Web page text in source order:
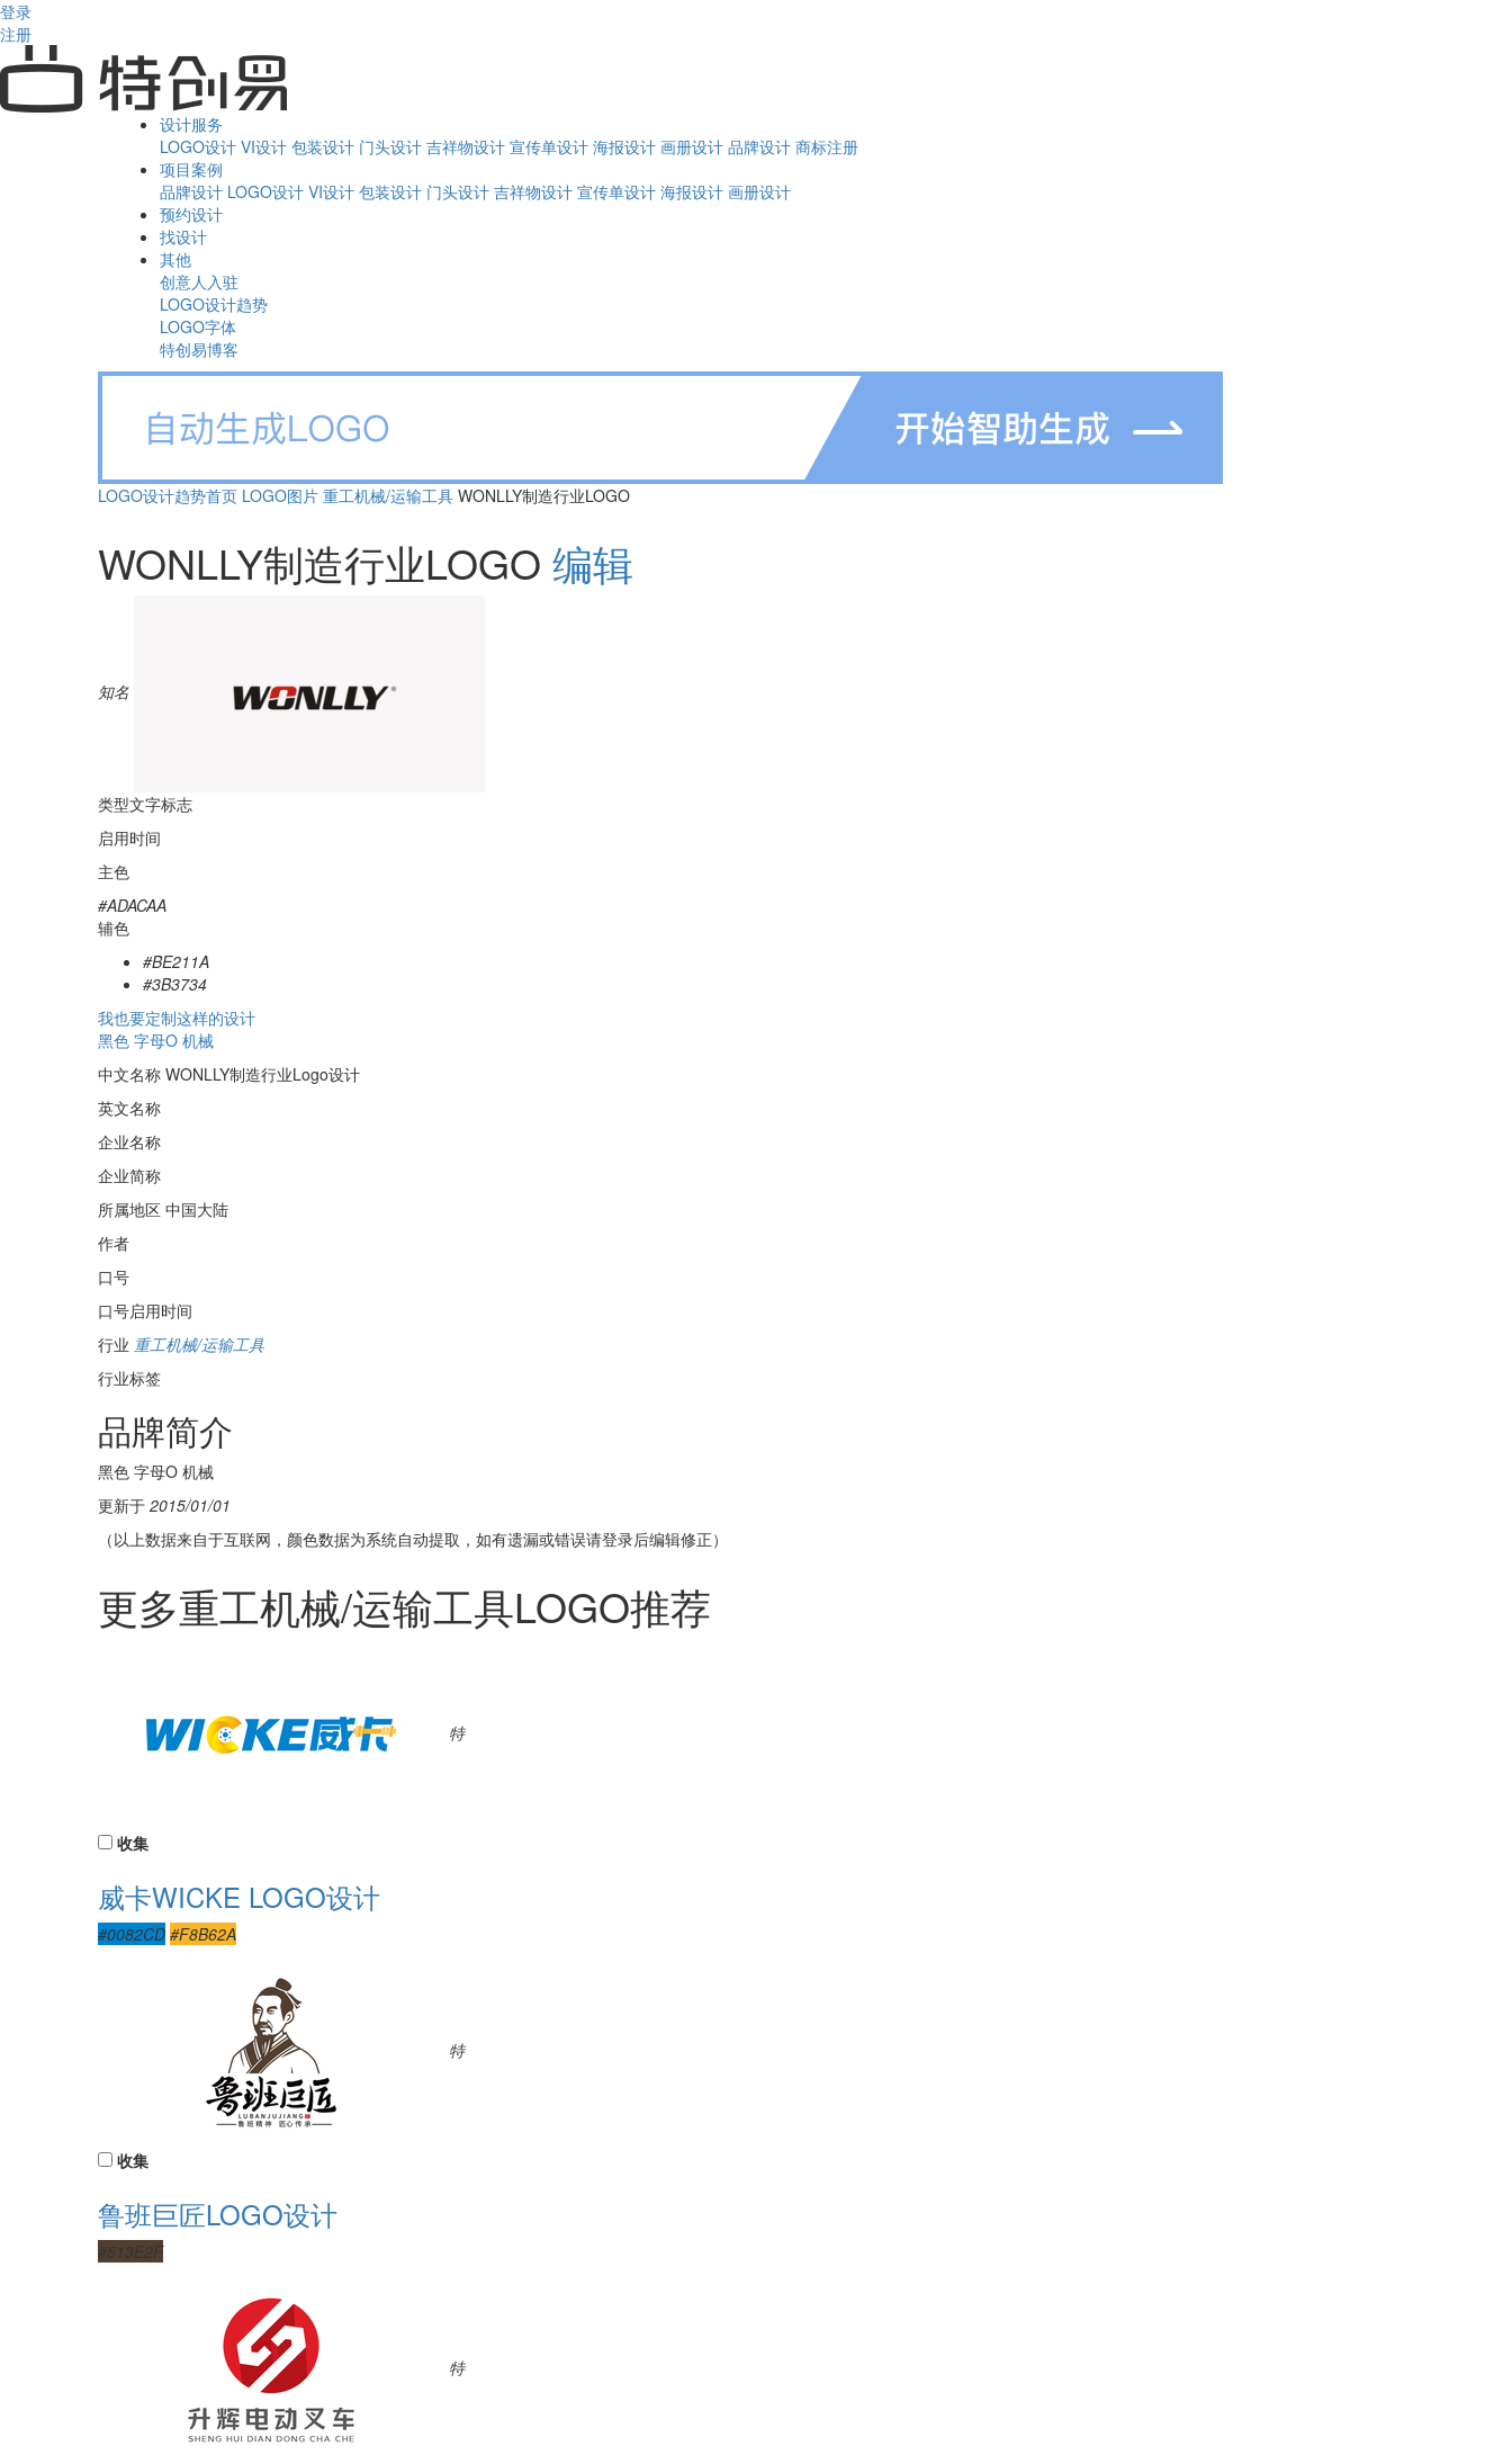
登录
注册
设计服务
LOGO设计 VI设计 包装设计 门头设计 吉祥物设计 宣传单设计 海报设计 画册设计 品牌设计 商标注册
项目案例
品牌设计 LOGO设计 VI设计 包装设计 门头设计 吉祥物设计 宣传单设计 海报设计 画册设计
预约设计
找设计
其他
创意人入驻
LOGO设计趋势
LOGO字体
特创易博客
LOGO设计趋势首页 LOGO图片 重工机械/运输工具 WONLLY制造行业LOGO
WONLLY制造行业LOGO 编辑
知名
类型文字标志
启用时间
主色
#ADACAA
辅色
#BE211A
#3B3734
我也要定制这样的设计
黑色 字母O 机械
中文名称 WONLLY制造行业Logo设计
英文名称
企业名称
企业简称
所属地区 中国大陆
作者
口号
口号启用时间
行业 重工机械/运输工具
行业标签
品牌简介
黑色 字母O 机械
更新于 2015/01/01
（以上数据来自于互联网，颜色数据为系统自动提取，如有遗漏或错误请登录后编辑修正）
更多重工机械/运输工具LOGO推荐
特
收集
威卡WICKE LOGO设计
#0082CD #F8B62A
特
收集
鲁班巨匠LOGO设计
#513E2F
特